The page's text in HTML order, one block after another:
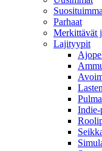
Parhaat
Merkittävät
Lajityypit